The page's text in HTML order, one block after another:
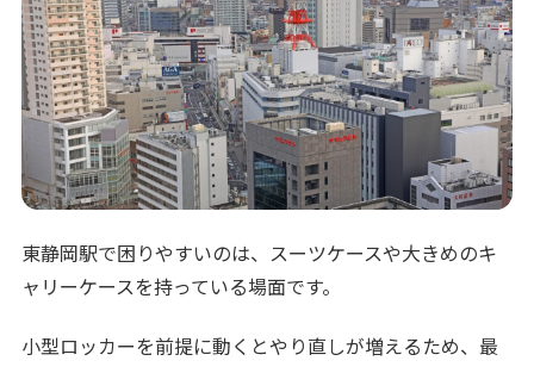
東静岡駅で困りやすいのは、スーツケースや大きめのキ
ャリーケースを持っている場面です。
小型ロッカーを前提に動くとやり直しが増えるため、最